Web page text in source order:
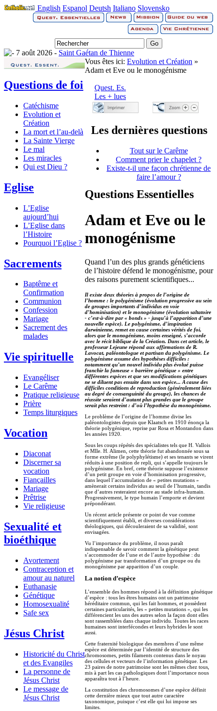
English Espanol Deutsh Italiano Slovensko
7 août 2026 - Saint Gaétan de Thienne
Questions de foi
Catéchisme
Evolution et
Création
La mort et l’au-delà
La Sainte Vierge
Le mal
Les miracles
Qui est Dieu ?
Eglise
L’Eglise
aujourd’hui
L’Eglise dans
l’Histoire
Pourquoi l’Eglise ?
Sacrements
Baptême et
Confirmation
Communion
Confession
Mariage
Sacrement des
malades
Vie spirituelle
Evangéliser
Le Carême
Pratique religieuse
Prière
Temps liturgiques
Vocation
Diaconat
Discerner sa
vocation
Fiançailles
Mariage
Prêtrise
Vie religieuse
Sexualité et
bioéthique
Avortement
Contraception et
amour au naturel
Euthanasie
Génétique
Homosexualité
Safe sex
Jésus Christ
Historicité du Christ
et des Evangiles
La personne de
Jésus Christ
Le message de
Jésus Christ
Vous êtes ici: Evolution et Création »
Adam et Eve ou le monogénisme
Quest. Es.
Les + lues
Les dernières questions
Tout sur le Carême
Comment prier le chapelet ?
Existe-t-il une façon chrétienne de
faire l’amour ?
Questions Essentielles
Adam et Eve ou le
monogénisme
Quand l’un des plus grands généticiens
de l’histoire défend le monogénisme, pour
des raisons purement scientifiques...
Il existe deux théories à propos de l’origine de
l’homme : le polygénisme (évolution progressive au sein
de groupes importants d’individus en voie
d’hominisation) et le monogénisme (évolution saltatoire
- c’est-à-dire par « bonds » - jusqu’à l’apparition d’une
nouvelle espèce). Le polygénisme, d’inspiration
darwinienne, remet en cause certaines vérités de foi,
alors que le monogénisme, moins enseigné, s’accorde
avec le récit biblique de la Création. Dans cet article, le
professeur Lejeune répond aux affirmations de R.
Lavocat, paléontologue et partisan du polygénisme. Le
polygénisme assume des hypothèses difficiles :
notamment qu’un nouvel individu plus évolué puisse
franchir la fameuse « barrière génétique » entre
différentes espèces et que ses modifications génétiques
ne se diluent pas ensuite dans son espèce... A cause des
difficiles conditions de reproduction (généralement liées
au degré de consanguinité du groupe), les chances de
réussite seraient d’autant plus grandes que le groupe
serait plus restreint : d’où l’hypothèse du monogénisme.
Le problème de l’origine de l’homme divise les
paléontologistes depuis que Klaatsch en 1910 énonça la
théorie polygénique, reprise par Rosa et Montandon dans
les années 1920.
Sous les coups répétés des spécialistes tels que H. Vallois
et Mlle. H. Alimen, cette théorie fut abandonnée sous sa
forme extrême (le polyphylétisme) et ses tenants se virent
réduits à une position de repli, qui s’appelle toujours le
polygénisme. En bref, cette théorie suppose l’existence
d’un petit groupe en voie d’hominisation progressive,
dans lequel l’accumulation de « petites mutations »
amènerait certains individus au seuil de l’humain, tandis
que d’autres resteraient encore au stade infra-humain.
Progressivement, le type humain l’emporte et devient
prépondérant.
Un récent article présente ce point de vue comme
scientifiquement établi, et diverses considérations
théologiques, qui découleraient de sa validité, sont
envisagées.
Vu l’importance du problème, il nous paraît
indispensable de savoir comment la génétique peut
s’accommoder de l’une et de l’autre hypothèse : du
polygénisme par transformation d’un groupe ou du
monogénisme par apparition d’un couple.
La notion d’espèce
L’ensemble des hommes répond à la définition génétique
d’espèce : tous les êtres humains ont un patrimoine
héréditaire commun, qui les fait hommes, et possèdent
certaines particularités, les « petites mutations », qui les
différencient les uns des autres selon la façon dont elles
sont rassemblées dans chaque individu. Toutes les races
humaines sont interfécondes et leurs hybrides le sont
aussi.
Cette fraternité biologique des membres d’une même
espèce est déterminée par l’identité de structure des
chromosomes, petits filaments contenus dans le noyau
des cellules et vecteurs de l’information génétique. Les
23 paires de notre patrimoine sont les mêmes chez tous,
mis à part les cas pathologiques dont l’importance nous
apparaîtra tout à l’heure.
La constitution des chromosomes d’une espèce définit
cette dernière mieux que tout autre caractère
taxonomique, puisque c’est elle qui lui impose ses
limites.